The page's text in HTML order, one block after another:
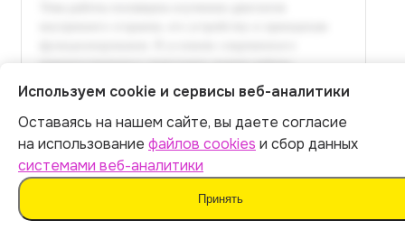
Итог:449р.
Оплатить
Используем cookie и сервисы веб-аналитики
Оставаясь на нашем сайте, вы даете согласие
на использование файлов cookies и сбор данных
системами веб-аналитики
Принять